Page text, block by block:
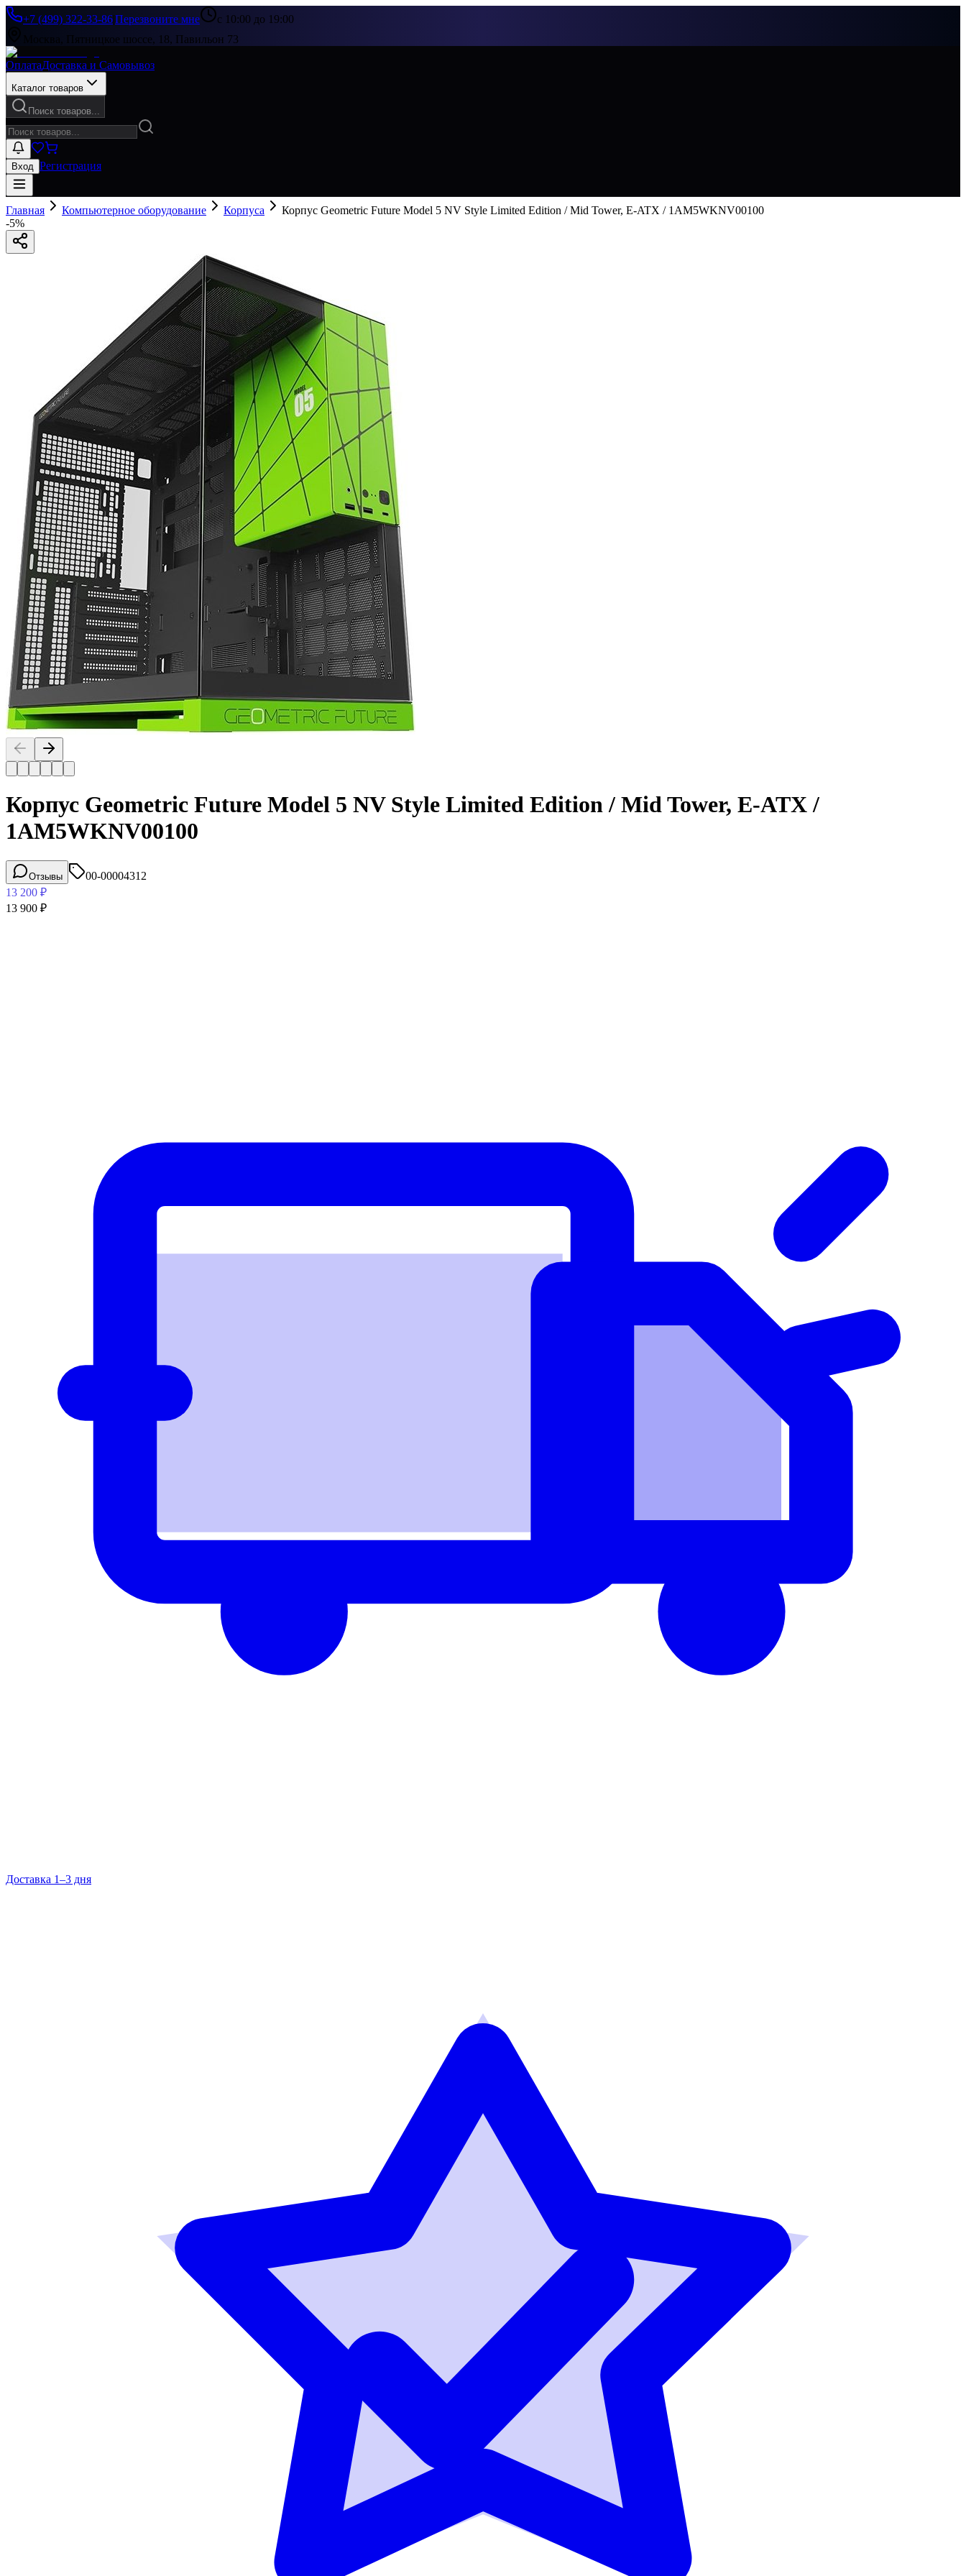
+7 (499) 322-33-86|Перезвоните мне
с 10:00 до 19:00
Москва, Пятницкое шоссе, 18, Павильон 73
ОплатаДоставка и Самовывоз
Каталог товаров
Поиск товаров...
Вход Регистрация
Главная Компьютерное оборудование Корпуса
Корпус Geometric Future Model 5 NV Style Limited Edition / Mid Tower, E-ATX / 1AM5WKNV00100
-5%
Корпус Geometric Future Model 5 NV Style Limited Edition / Mid Tower, E-ATX /
1AM5WKNV00100
Отзывы
00-00004312
13 200 ₽
13 900 ₽
Доставка 1–3 дня